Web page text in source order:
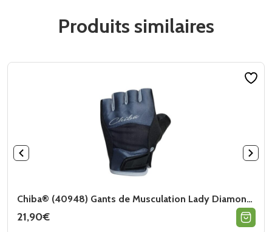
Produits similaires
Chiba® (40948) Gants de Musculation Lady Diamond Gris
21,90€